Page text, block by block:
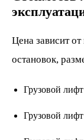
Цена зависит
остановок,
Грузовой
Грузовой